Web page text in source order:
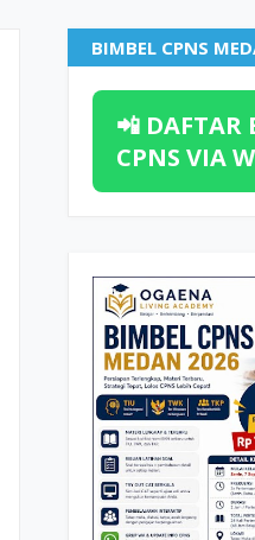
BIMBEL CPNS
📲 DAFTAR
CPNS VIA